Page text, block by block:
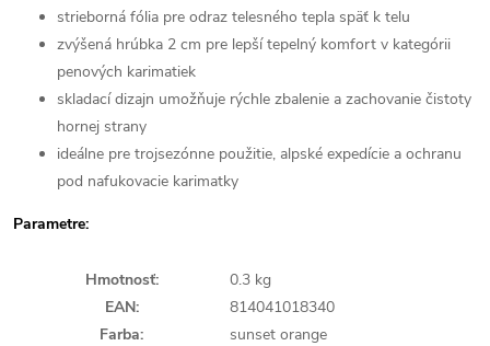
strieborná fólia pre odraz telesného tepla späť k telu
zvýšená hrúbka 2 cm pre lepší tepelný komfort v kategórii
penových karimatiek
skladací dizajn umožňuje rýchle zbalenie a zachovanie čistoty
hornej strany
ideálne pre trojsezónne použitie, alpské expedície a ochranu
pod nafukovacie karimatky
Parametre:
Hmotnosť:
0.3 kg
EAN:
814041018340
Farba:
sunset orange